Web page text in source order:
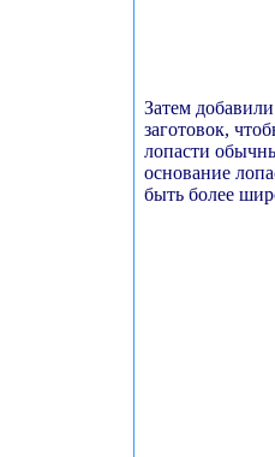
Затем
заготовок,
лопасти
основание
быть более